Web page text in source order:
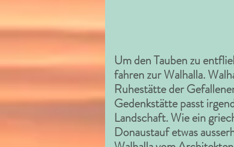
Um den Tauben zu
fahren zur Walhalla.
Ruhestätte der
Gedenkstätte passt
Landschaft. Wie ein
Donaustauf etwas